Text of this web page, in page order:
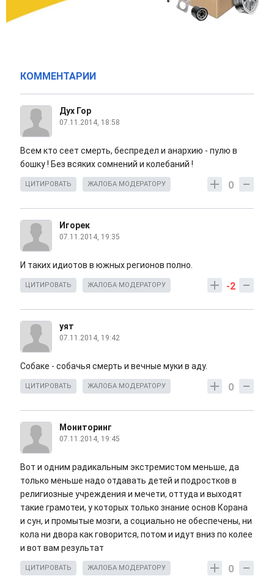
КОММЕНТАРИИ
Дух Гор
07.11.2014, 18:58
Всем кто сеет смерть, беспредел и анархию - пулю в
бошку ! Без всяких сомнений и колебаний !
0
ЦИТИРОВАТЬ ЖАЛОБА МОДЕРАТОРУ
Игорек
07.11.2014, 19:35
И таких идиотов в южных регионов полно.
-2
ЦИТИРОВАТЬ ЖАЛОБА МОДЕРАТОРУ
уят
07.11.2014, 19:42
Собаке - собачья смерть и вечные муки в аду.
0
ЦИТИРОВАТЬ ЖАЛОБА МОДЕРАТОРУ
Мониторинг
07.11.2014, 19:45
Вот и одним радикальным экстремистом меньше, да
только меньше надо отдавать детей и подростков в
религиозные учреждения и мечети, оттуда и выходят
такие грамотеи, у которых только знание основ Корана
и сун, и промытые мозги, а социально не обеспечены, ни
кола ни двора как говорится, потом и идут вниз по колее
и вот вам результат
0
ЦИТИРОВАТЬ ЖАЛОБА МОДЕРАТОРУ